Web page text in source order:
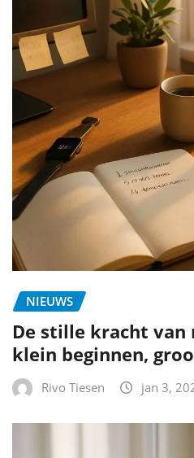
NIEUWS
De stille kracht van
klein beginnen,
Rivo Tiesen jan 3,